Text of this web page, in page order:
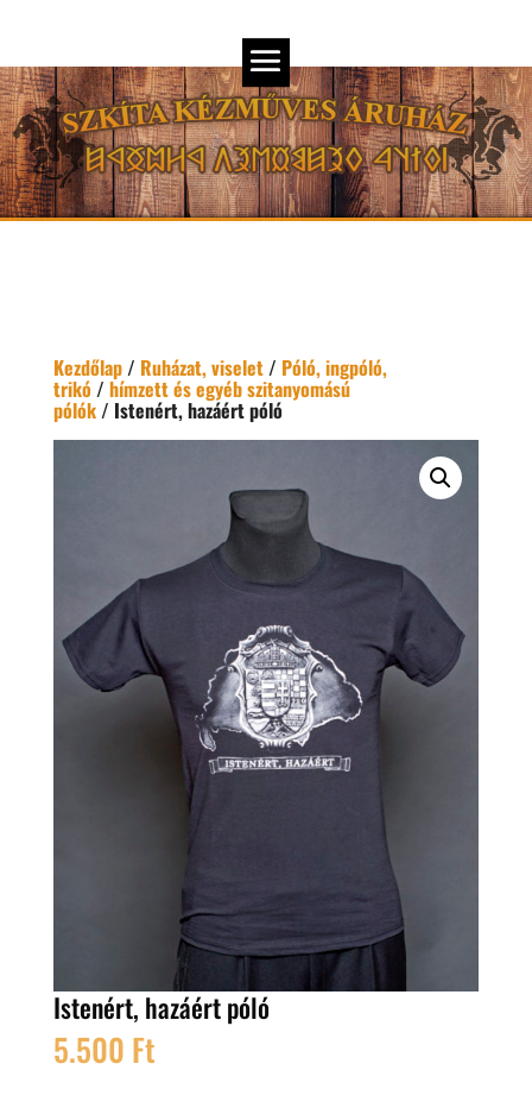
Kezdőlap/ Ruházat, viselet/ Póló, ingpóló,
trikó/ hímzett és egyéb szitanyomású
pólók/ Istenért, hazáért póló
Istenért, hazáért póló
5.500 Ft